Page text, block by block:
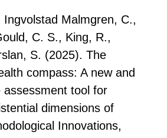
Malmgren, C.,
C. S., King, R.,
S. (2025). The
compass: A new and
assessment tool for
dimensions of
Innovations,